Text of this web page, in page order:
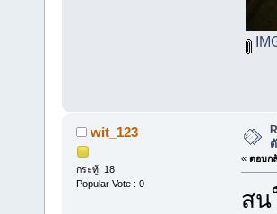
wit_123
กระทู้: 18
Popular Vote : 0
« ตอบก
สน